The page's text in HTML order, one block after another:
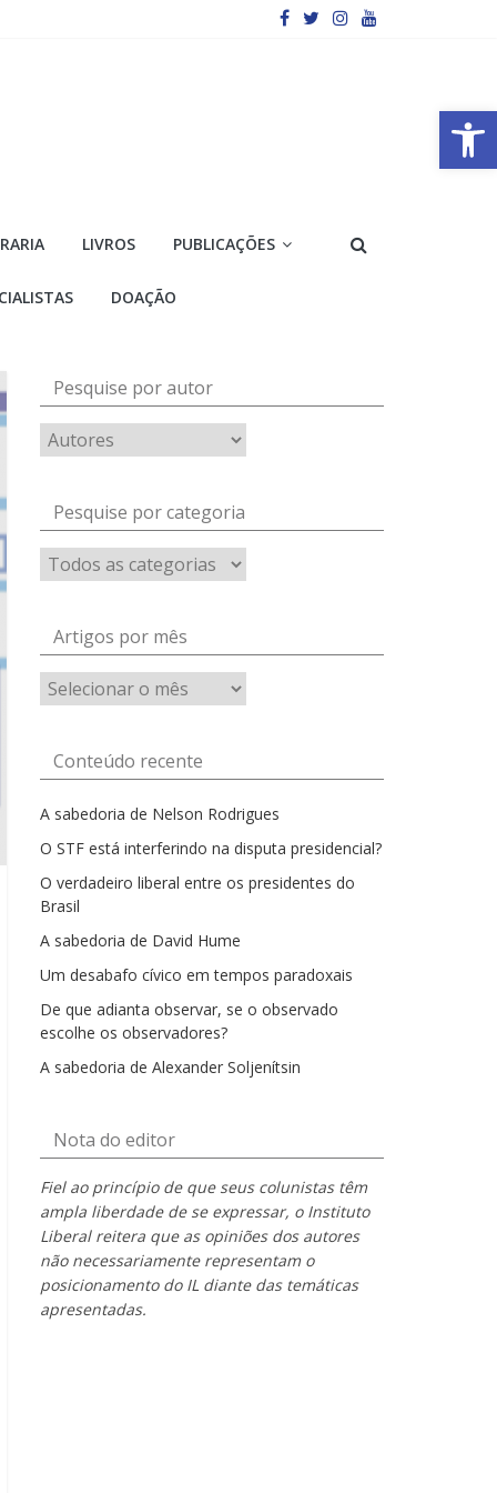
Barra de Ferramentas Aberta
LIVROS PUBLICAÇÕES
DOAÇÃO
Pesquise por autor
Pesquise por categoria
Artigos por mês
Artigos
por
Conteúdo recente
A sabedoria de Nelson Rodrigues
O STF está interferindo na disputa presidencial?
O verdadeiro liberal entre os presidentes do
Brasil
A sabedoria de David Hume
Um desabafo cívico em tempos paradoxais
De que adianta observar, se o observado
escolhe os observadores?
A sabedoria de Alexander Soljenítsin
Nota do editor
Fiel ao princípio de que seus colunistas têm
ampla liberdade de se expressar, o Instituto
Liberal reitera que as opiniões dos autores
não necessariamente representam o
posicionamento do IL diante das temáticas
apresentadas.